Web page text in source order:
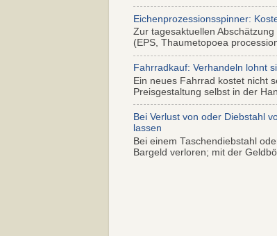
Eichenprozessionsspinner:
Zur tagesaktuellen
(EPS, Thaumetopoea
Fahrradkauf: Verhandeln lohnt
Ein neues Fahrrad kostet nicht
Preisgestaltung selbst in der
Bei Verlust von oder Diebstahl
lassen
Bei einem Taschendiebstahl
Bargeld verloren; mit der